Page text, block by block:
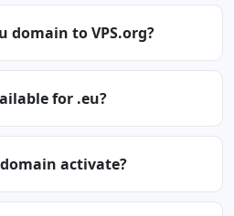
domain to VPS.org?
for .eu?
activate?